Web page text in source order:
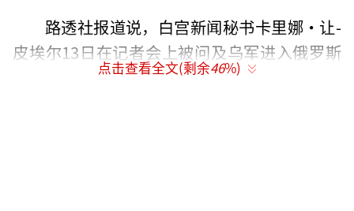
路透社报道说，白宫新闻秘书卡里娜·让-
皮埃尔13日在记者会上被问及乌军进入俄罗斯
境内进行袭击一事。报道说，让-皮埃尔称，乌
点击查看全文(剩余46%)